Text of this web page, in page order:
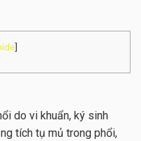
]
do vi khuẩn, ký sinh
tích tụ mủ trong phổi,